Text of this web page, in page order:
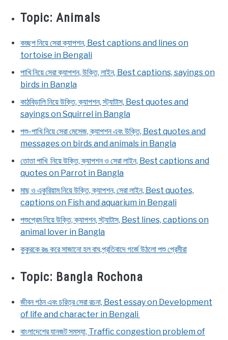
Topic: Animals
কচ্ছপ নিয়ে সেরা ক্যাপশন, Best captions and lines on
tortoise in Bengali
পাখি নিয়ে সেরা ক্যাপশন, উক্তি, লাইন, Best captions, sayings on
birds in Bangla
কাঠবিড়ালি নিয়ে উক্তি, ক্যাপশন, স্ট্যাটাস, Best quotes and
sayings on Squirrel in Bangla
পশু-পাখি নিয়ে সেরা মেসেজ, ক্যাপশন এবং উক্তি, Best quotes and
messages on birds and animals in Bangla
তোতা পাখি নিয়ে উক্তি, ক্যাপশন ও সেরা লাইন, Best captions and
quotes on Parrot in Bangla
মাছ ও একুরিয়াম নিয়ে উক্তি, ক্যাপশন, সেরা লাইন, Best quotes,
captions on Fish and aquarium in Bengali
পশুপ্রেম নিয়ে উক্তি, ক্যাপশন, স্ট্যাটাস, Best lines, captions on
animal lover in Bangla
কুকুরকে রঙ করে সাজানো হল বাঘ,প্রতিবাদে গর্জে উঠলো পশু প্রেমীরা
Topic: Bangla Rochona
জীবন গঠন এবং চরিত্র সেরা রচনা, Best essay on Development
of life and character in Bengali
বাংলাদেশের যানজট সমস্যা, Traffic congestion problem of